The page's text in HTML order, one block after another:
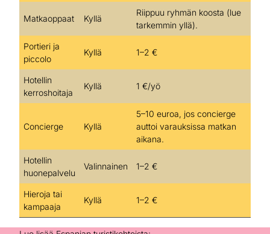
Matkaoppaat Kyllä
Riippuu ryhmän koosta (lue
tarkemmin yllä).
Portieri ja
piccolo
Kyllä 1–2 €
Hotellin
kerroshoitaja
Kyllä 1 €/yö
Concierge Kyllä
5–10 euroa, jos concierge
auttoi varauksissa matkan
aikana.
Hotellin
huonepalvelu
Valinnainen 1–2 €
Hieroja tai
kampaaja
Kyllä 1–2 €